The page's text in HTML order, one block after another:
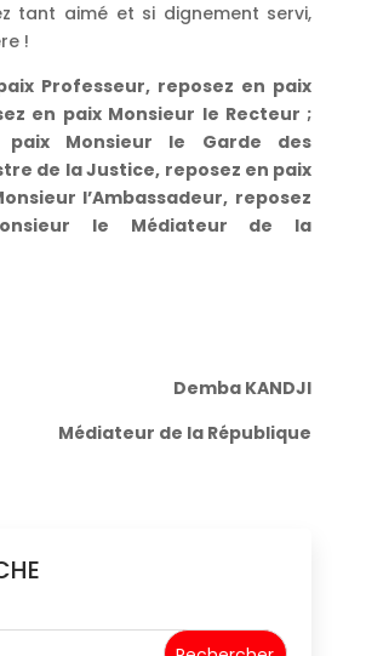
tant aimé et si dignement servi,
!
Professeur, reposez en paix
en paix Monsieur le Recteur ;
paix Monsieur le Garde des
de la Justice, reposez en paix
l’Ambassadeur, reposez
le Médiateur de la
Demba KANDJI
Médiateur de la République